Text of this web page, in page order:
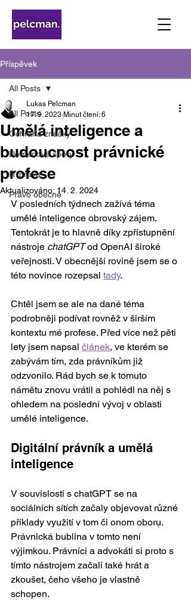
Příspěvek
All Posts
Ochrana značky
Doménové spory
IT právo
Právo obecně
All Posts
Umělá inteligence a
budoucnost právnické
profese
Lukas Pelcman
17. 9. 2023 Minut čtení: 6
Aktualizováno: 14. 2. 2024
V posledních týdnech zažívá téma
umělé inteligence obrovský zájem.
Tentokrát je to hlavně díky zpřístupnění
nástroje chatGPT od OpenAI široké
veřejnosti. V obecnější rovině jsem se o
této novince rozepsal tady.
Chtěl jsem se ale na dané téma
podrobněji podívat rovněž v širším
kontextu mé profese. Před více než pěti
lety jsem napsal článek, ve kterém se
zabývám tím, zda právníkům již
odzvonilo. Rád bych se k tomuto
námětu znovu vrátil a pohlédl na něj s
ohledem na poslední vývoj v oblasti
umělé inteligence.
Digitální právník a umělá
inteligence
V souvislosti s chatGPT se na
sociálních sítích začaly objevovat různé
příklady využití v tom či onom oboru.
Právnická bublina v tomto není
výjimkou. Právníci a advokáti si proto s
tímto nástrojem začali také hrát a
zkoušet, čeho všeho je vlastně
schopen.